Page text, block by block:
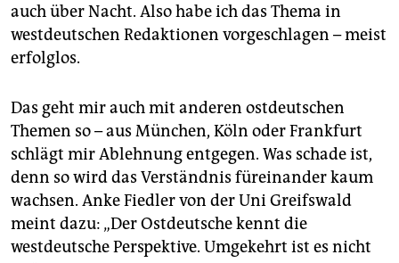
auch über Nacht. Also habe ich das Thema in
westdeutschen Redaktionen vorgeschlagen – meist
erfolglos.
Das geht mir auch mit anderen ostdeutschen
Themen so – aus München, Köln oder Frankfurt
schlägt mir Ablehnung entgegen. Was schade ist,
denn so wird das Verständnis füreinander kaum
wachsen. Anke Fiedler von der Uni Greifswald
meint dazu: „Der Ostdeutsche kennt die
westdeutsche Pers­pek­tive. Umgekehrt ist es nicht